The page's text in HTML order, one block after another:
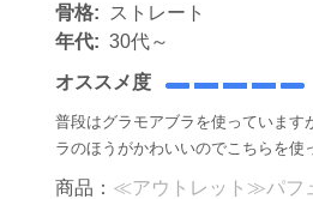
骨格:
ストレート
年代: 30代～
オススメ度
普段はグラモアブラを使っています
ラのほうがかわいいのでこちらを使
商品： ≪アウトレット≫パフ